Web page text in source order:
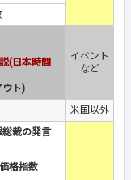
(日本時間
ウト)
イベント
など
米国以外
裁の発言
格指数